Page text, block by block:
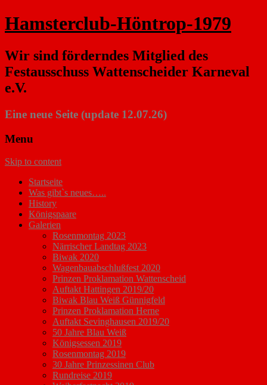
Hamsterclub-Höntrop-1979
Wir sind förderndes Mitglied des
Festausschuss Wattenscheider Karneval
e.V.
Eine neue Seite (update 12.07.26)
Menu
Skip to content
Startseite
Was gibt`s neues…..
History
Königspaare
Galerien
Rosenmontag 2023
Närrischer Landtag 2023
Biwak 2020
Wagenbauabschlußfest 2020
Prinzen Proklamation Wattenscheid
Auftakt Hattingen 2019/20
Biwak Blau Weiß Günnigfeld
Prinzen Proklamation Herne
Auftakt Sevinghausen 2019/20
50 Jahre Blau Weiß
Königsessen 2019
Rosenmontag 2019
30 Jahre Prinzessinen Club
Rundreise 2019